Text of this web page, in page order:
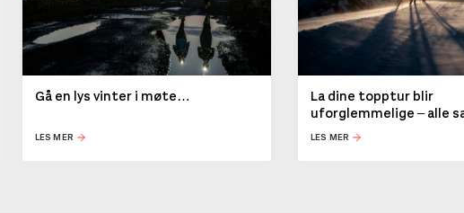
Gå en lys vinter i møte…
LES MER
La dine topptur blir
uforglemmelige – alle
LES MER